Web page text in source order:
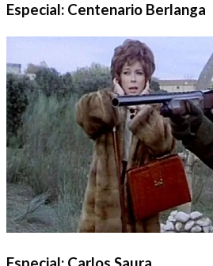
Especial: Centenario Berlanga